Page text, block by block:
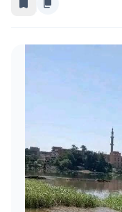
content_copy
bookmark_border